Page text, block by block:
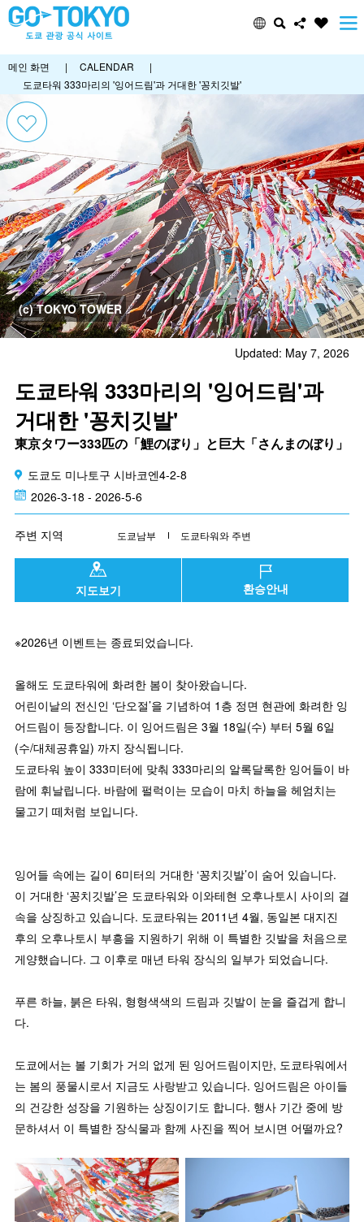
메인 화면 | CALENDAR
|
도쿄타워 333마리의 '잉어드림'과 거대한 '꽁치깃발'
(c) TOKYO TOWER
Updated: May 7, 2026
도쿄타워 333마리의 '잉어드림'과
거대한 '꽁치깃발'
東京タワー333匹の「鯉のぼり」と巨大「さんまのぼり」
도쿄도 미나토구 시바코엔4-2-8
2026-3-18 - 2026-5-6
주변 지역 도쿄남부 도쿄타워와 주변
지도보기 환승안내
※2026년 이벤트는 종료되었습니다.
올해도 도쿄타워에 화려한 봄이 찾아왔습니다.
어린이날의 전신인 ‘단오절’을 기념하여 1층 정면 현관에 화려한 잉
어드림이 등장합니다. 이 잉어드림은 3월 18일(수) 부터 5월 6일
(수/대체공휴일) 까지 장식됩니다.
도쿄타워 높이 333미터에 맞춰 333마리의 알록달록한 잉어들이 바
람에 휘날립니다. 바람에 펄럭이는 모습이 마치 하늘을 헤엄치는
물고기 떼처럼 보입니다.
잉어들 속에는 길이 6미터의 거대한 ‘꽁치깃발’이 숨어 있습니다.
이 거대한 ‘꽁치깃발’은 도쿄타워와 이와테현 오후나토시 사이의 결
속을 상징하고 있습니다. 도쿄타워는 2011년 4월, 동일본 대지진
후의 오후나토시 부흥을 지원하기 위해 이 특별한 깃발을 처음으로
게양했습니다. 그 이후로 매년 타워 장식의 일부가 되었습니다.
푸른 하늘, 붉은 타워, 형형색색의 드림과 깃발이 눈을 즐겁게 합니
다.
도쿄에서는 볼 기회가 거의 없게 된 잉어드림이지만, 도쿄타워에서
는 봄의 풍물시로서 지금도 사랑받고 있습니다. 잉어드림은 아이들
의 건강한 성장을 기원하는 상징이기도 합니다. 행사 기간 중에 방
문하셔서 이 특별한 장식물과 함께 사진을 찍어 보시면 어떨까요?